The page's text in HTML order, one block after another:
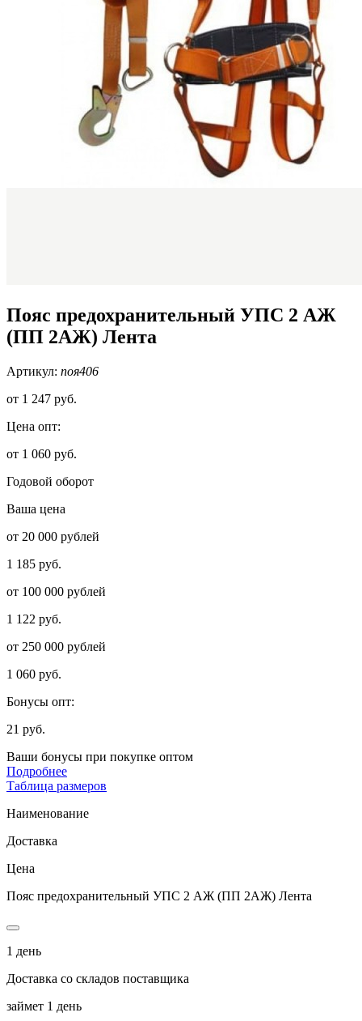
Пояс предохранительный УПС 2 АЖ
(ПП 2АЖ) Лента
Артикул: поя406
от 1 247 руб.
Цена опт:
от 1 060 руб.
Годовой оборот
Ваша цена
от 20 000 рублей
1 185 руб.
от 100 000 рублей
1 122 руб.
от 250 000 рублей
1 060 руб.
Бонусы опт:
21 руб.
Ваши бонусы при покупке оптом
Подробнее
Таблица размеров
Наименование
Доставка
Цена
Пояс предохранительный УПС 2 АЖ (ПП 2АЖ) Лента
1 день
Доставка со складов поставщика
займет 1 день